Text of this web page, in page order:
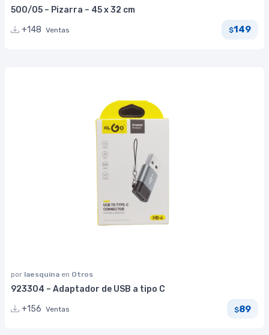
500/05 – Pizarra – 45 x 32 cm
+148 Ventas $149
por laesquina en Otros
923304 – Adaptador de USB a tipo C
+156 Ventas $89